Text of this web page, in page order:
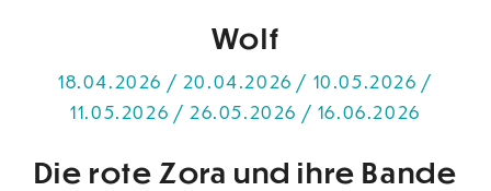
Wolf
18.04.2026 / 20.04.2026 / 10.05.2026 /
11.05.2026 / 26.05.2026 / 16.06.2026
Die rote Zora und ihre Bande